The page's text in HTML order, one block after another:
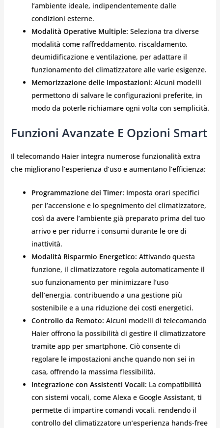
l’ambiente ideale, indipendentemente dalle
condizioni esterne.
Modalità Operative Multiple: Seleziona tra diverse
modalità come raffreddamento, riscaldamento,
deumidificazione e ventilazione, per adattare il
funzionamento del climatizzatore alle varie esigenze.
Memorizzazione delle Impostazioni: Alcuni modelli
permettono di salvare le configurazioni preferite, in
modo da poterle richiamare ogni volta con semplicità.
Funzioni Avanzate E Opzioni Smart
Il telecomando Haier integra numerose funzionalità extra
che migliorano l’esperienza d’uso e aumentano l’efficienza:
Programmazione dei Timer: Imposta orari specifici
per l’accensione e lo spegnimento del climatizzatore,
così da avere l’ambiente già preparato prima del tuo
arrivo e per ridurre i consumi durante le ore di
inattività.
Modalità Risparmio Energetico: Attivando questa
funzione, il climatizzatore regola automaticamente il
suo funzionamento per minimizzare l’uso
dell’energia, contribuendo a una gestione più
sostenibile e a una riduzione dei costi energetici.
Controllo da Remoto: Alcuni modelli di telecomando
Haier offrono la possibilità di gestire il climatizzatore
tramite app per smartphone. Ciò consente di
regolare le impostazioni anche quando non sei in
casa, offrendo la massima flessibilità.
Integrazione con Assistenti Vocali: La compatibilità
con sistemi vocali, come Alexa e Google Assistant, ti
permette di impartire comandi vocali, rendendo il
controllo del climatizzatore un’esperienza hands-free